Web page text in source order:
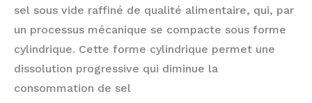
sel sous vide raffiné de qualité alimentaire, qui, par
un processus mécanique se compacte sous forme
cylindrique. Cette forme cylindrique permet une
dissolution progressive qui diminue la
consommation de sel